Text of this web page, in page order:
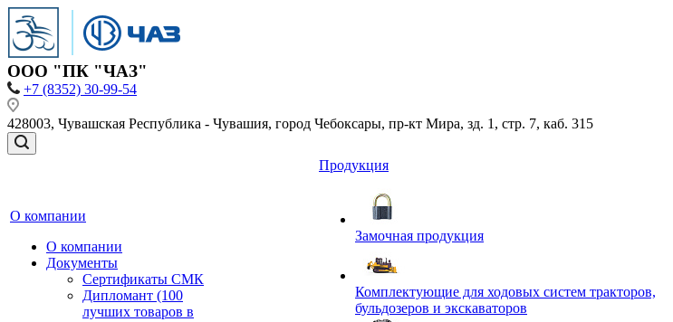
ООО "ПК "ЧАЗ"
+7 (8352) 30-99-54
428003, Чувашская Республика - Чувашия, город Чебоксары, пр-кт Мира, зд. 1, стр. 7, каб. 315
О компании
О компании
Документы
Сертификаты СМК
Дипломант (100
лучших товаров в
Продукция
Замочная продукция
Комплектующие для ходовых систем тракторов,
бульдозеров и экскаваторов